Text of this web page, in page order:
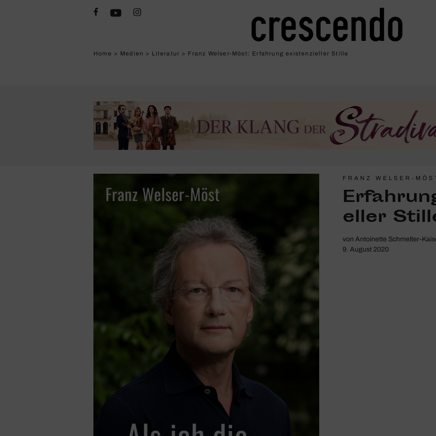
Home > Medien > Literatur > Franz Welser-Möst: Erfah­rung exis­ten­zi­eller Stille
FRANZ WELSER-
eller
von Antoinette Schmelter-
9. August 2020